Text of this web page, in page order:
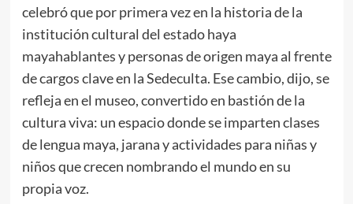
celebró que por primera vez en la historia de la
institución cultural del estado haya
mayahablantes y personas de origen maya al frente
de cargos clave en la Sedeculta. Ese cambio, dijo, se
refleja en el museo, convertido en bastión de la
cultura viva: un espacio donde se imparten clases
de lengua maya, jarana y actividades para niñas y
niños que crecen nombrando el mundo en su
propia voz.